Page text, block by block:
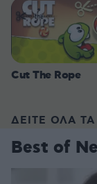
Cut The Rope
ΔΕΙΤΕ ΟΛΑ ΤΑ
Best of